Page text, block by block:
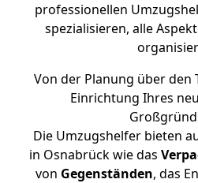
professionellen
spezialisieren, alle
Von der Planung über
Einrichtung Ihres
Die Umzugshelfer bieten
in Osnabrück wie das
von Gegenständen, das